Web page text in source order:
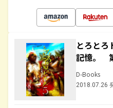
とろと
記憶。
D-Books
2018.07.26